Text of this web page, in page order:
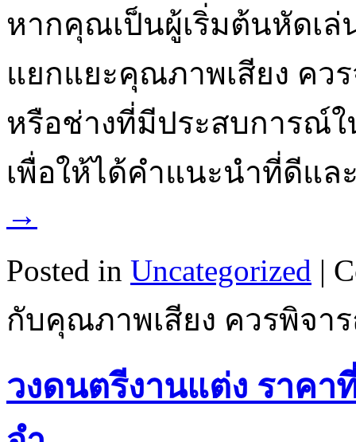
หากคุณเป็นผู้เริ่มต้นหัดเล่
แยกแยะคุณภาพเสียง คว
หรือช่างที่มีประสบการณ์ใ
เพื่อให้ได้คำแนะนำที่ดีแ
→
Posted in Uncategorized |
กับคุณภาพเสียง ควรพิจา
วงดนตรีงานแต่ง ราค